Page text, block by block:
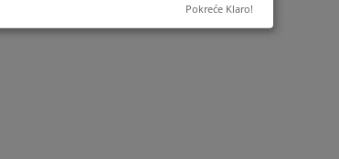
Pokreće Klaro!